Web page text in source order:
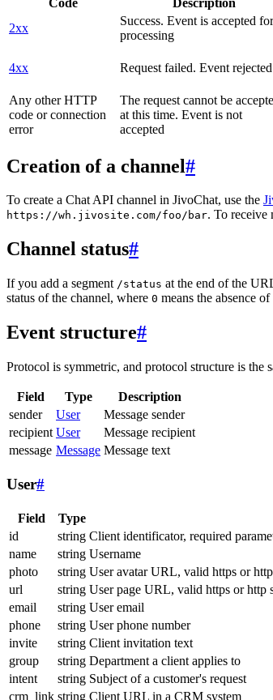
2xx
Success. Event is accepted for
processing
4xx Request failed. Event rejected
Any other HTTP
code or connection
error
The request cannot be
at this time. Event is not
accepted
Creation of a channel#
To create a Chat API channel in JivoChat, use the
https://wh.jivosite.com/foo/bar. To receive
Channel status#
If you add a segment /status at the end of the
status of the channel, where 0 means the absence
Event structure#
Protocol is symmetric, and protocol structure is the
Field Type
Description
sender
User
Message sender
recipient User
Message recipient
message Message Message text
User#
Field Type
id
string Client identificator, required
name
string Username
photo
string User avatar URL, valid https or http
url
string User page URL, valid https or http
email
string User email
phone
string User phone number
invite
string Client invitation text
group
string Department a client applies to
intent
string Subject of a customer's request
crm_link string Client URL in a CRM system